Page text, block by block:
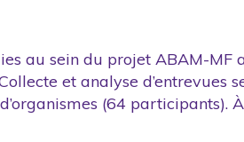
au sein du projet ABAM-
et analyse
(64 participants).